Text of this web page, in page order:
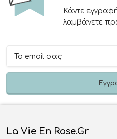
Κάντε
λαμβάνετε
La Vie En Rose.gr